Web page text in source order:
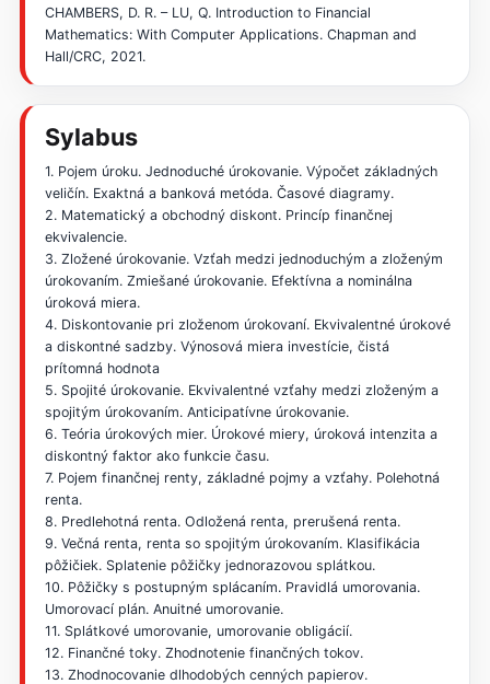
CHAMBERS, D. R. – LU, Q. Introduction to Financial
Mathematics: With Computer Applications. Chapman and
Hall/CRC, 2021.
Sylabus
1. Pojem úroku. Jednoduché úrokovanie. Výpočet základných
veličín. Exaktná a banková metóda. Časové diagramy.
2. Matematický a obchodný diskont. Princíp finančnej
ekvivalencie.
3. Zložené úrokovanie. Vzťah medzi jednoduchým a zloženým
úrokovaním. Zmiešané úrokovanie. Efektívna a nominálna
úroková miera.
4. Diskontovanie pri zloženom úrokovaní. Ekvivalentné úrokové
a diskontné sadzby. Výnosová miera investície, čistá
prítomná hodnota
5. Spojité úrokovanie. Ekvivalentné vzťahy medzi zloženým a
spojitým úrokovaním. Anticipatívne úrokovanie.
6. Teória úrokových mier. Úrokové miery, úroková intenzita a
diskontný faktor ako funkcie času.
7. Pojem finančnej renty, základné pojmy a vzťahy. Polehotná
renta.
8. Predlehotná renta. Odložená renta, prerušená renta.
9. Večná renta, renta so spojitým úrokovaním. Klasifikácia
pôžičiek. Splatenie pôžičky jednorazovou splátkou.
10. Pôžičky s postupným splácaním. Pravidlá umorovania.
Umorovací plán. Anuitné umorovanie.
11. Splátkové umorovanie, umorovanie obligácií.
12. Finančné toky. Zhodnotenie finančných tokov.
13. Zhodnocovanie dlhodobých cenných papierov.